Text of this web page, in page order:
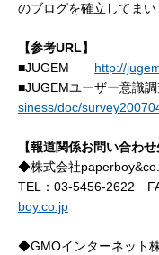
のブログを確立してまい
【参考URL】
■JUGEM http://
■JUGEMユーザー意
siness/doc/
【報道関係お問い合わせ
◆株式会社
TEL：03-5456-2622
boy.co.jp
◆GMOインターネッ